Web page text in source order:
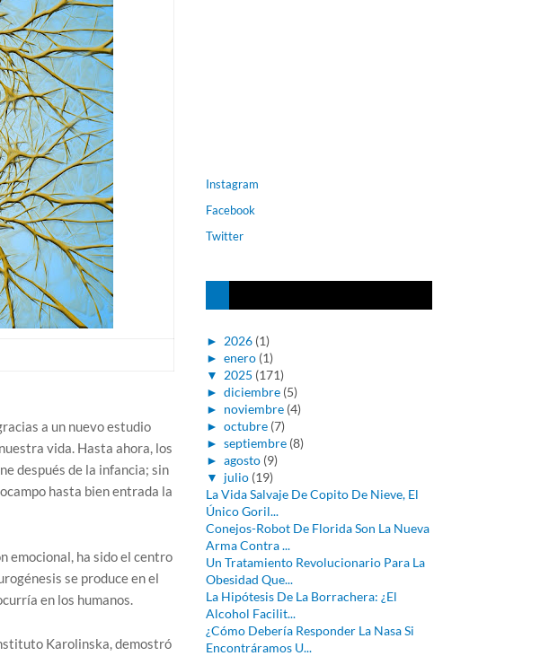
a un nuevo estudio
vida. Hasta ahora, los
después de la infancia; sin
hasta bien entrada la
emocional, ha sido el centro
se produce en el
en los humanos.
Karolinska, demostró
Instagram
Facebook
Twitter
► 2026 (1)
► enero (1)
▼ 2025 (171)
► diciembre (5)
► noviembre (4)
► octubre (7)
► septiembre (8)
► agosto (9)
▼ julio (19)
La Vida Salvaje De Copito De Nieve, El
Único Goril...
Conejos-Robot De Florida Son La Nueva
Arma Contra ...
Un Tratamiento Revolucionario Para La
Obesidad Que...
La Hipótesis De La Borrachera: ¿El
Alcohol Facilit...
¿Cómo Debería Responder La Nasa Si
Encontráramos U...